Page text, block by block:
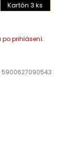
Kartón 3 ks
5900627090543